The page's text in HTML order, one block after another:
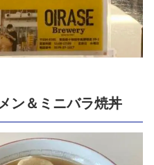
ン＆ミニバラ焼丼